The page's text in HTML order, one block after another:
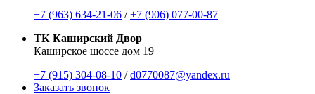
+7 (963) 634-21-06 /+7 (906) 077-00-87
ТК Каширский Двор
Каширское шоссе дом 19
+7 (915) 304-08-10 /d0770087@yandex.ru
Заказать звонок